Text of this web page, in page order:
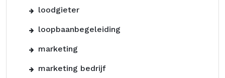
loodgieter
loopbaanbegeleiding
marketing
marketing bedrijf